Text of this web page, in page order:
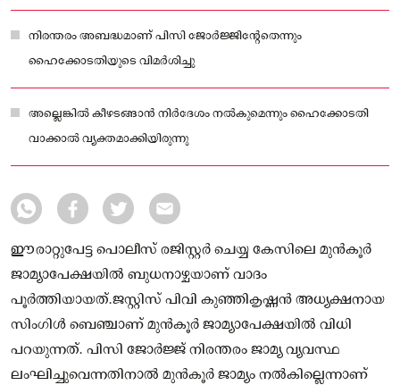
നിരന്തരം അബദ്ധമാണ് പിസി ജോർജ്ജിന്റേതെന്നും
ഹൈക്കോടതിയുടെ വിമർശിച്ചു
അല്ലെങ്കിൽ കീഴടങ്ങാൻ നിർദേശം നൽകുമെന്നും ഹൈക്കോടതി
വാക്കാൽ വ്യക്തമാക്കിയിരുന്നു
ഈരാറ്റുപേട്ട പൊലീസ് രജിസ്റ്റർ ചെയ്യ കേസിലെ മുൻകൂർ
ജാമ്യാപേക്ഷയിൽ ബുധനാഴ്ചയാണ് വാദം
പൂർത്തിയായത്.ജസ്റ്റിസ് പിവി കുഞ്ഞികൃഷ്ണൻ അധ്യക്ഷനായ
സിംഗിൾ ബെഞ്ചാണ് മുൻകൂർ ജാമ്യാപേക്ഷയിൽ വിധി
പറയുന്നത്. പിസി ജോർജ്ജ് നിരന്തരം ജാമ്യ വ്യവസ്ഥ
ലംഘിച്ചുവെന്നതിനാൽ മുൻകൂർ ജാമ്യം നൽകില്ലെന്നാണ്